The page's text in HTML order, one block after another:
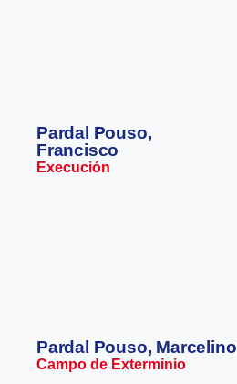
Pardal Pouso,
Francisco
Execución
Pardal Pouso, Marcelino
Campo de Exterminio